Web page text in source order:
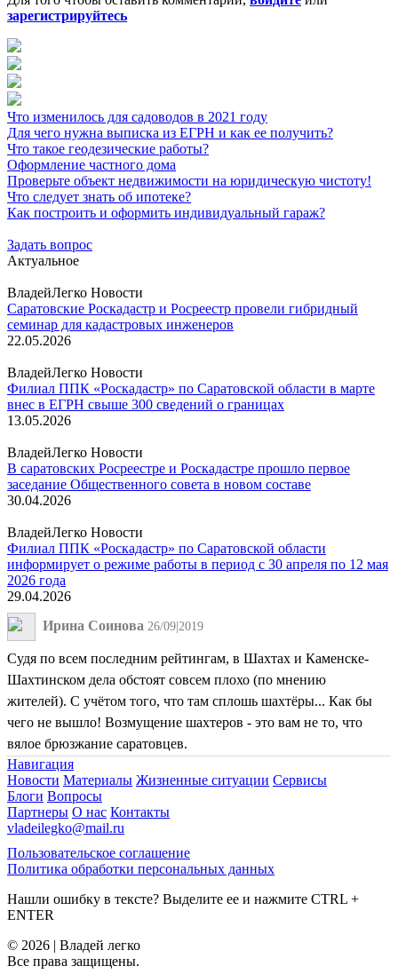
зарегистрируйтесь
Что изменилось для садоводов в 2021 году
Для чего нужна выписка из ЕГРН и как ее получить?
Что такое геодезические работы?
Оформление частного дома
Проверьте объект недвижимости на юридическую чистоту!
Что следует знать об ипотеке?
Как построить и оформить индивидуальный гараж?
Задать вопрос
Актуальное
ВладейЛегко Новости
Саратовские Роскадастр и Росреестр провели гибридный
семинар для кадастровых инженеров
22.05.2026
ВладейЛегко Новости
Филиал ППК «Роскадастр» по Саратовской области в марте
внес в ЕГРН свыше 300 сведений о границах
13.05.2026
ВладейЛегко Новости
В саратовских Росреестре и Роскадастре прошло первое
заседание Общественного совета в новом составе
30.04.2026
ВладейЛегко Новости
Филиал ППК «Роскадастр» по Саратовской области
информирует о режиме работы в период с 30 апреля по 12 мая
2026 года
29.04.2026
Ирина Соинова 26/09|2019
Судя по всем последним рейтингам, в Шахтах и Каменске-
Шахтинском дела обстоят совсем плохо (по мнению
жителей). С учётом того, что там сплошь шахтёры... Как бы
чего не вышло! Возмущение шахтеров - это вам не то, что
вялое брюзжание саратовцев.
Навигация
Новости Материалы Жизненные ситуации Сервисы
Блоги Вопросы
Партнеры О нас Контакты
vladeilegko@mail.ru
Пользовательское соглашение
Политика обработки персональных данных
Нашли ошибку в тексте? Выделите ее и нажмите CTRL +
ENTER
© 2026 | Владей легко
Все права защищены.